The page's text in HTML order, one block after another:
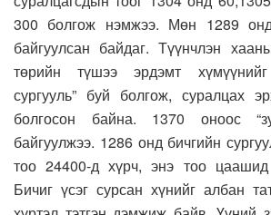
300 болгож нэмжээ. Мөн 1289
байгуулсан байдаг. Түүнчлэн
төрийн түшээ эрдэмт
сургууль” буй болгож, суралцах
болгосон байна. 1370 оноос
байгуулжээ. 1286 онд бичгийн
тоо 24400-д хүрч, энэ тоо
Бичиг үсэг сурсан хүнийг албан